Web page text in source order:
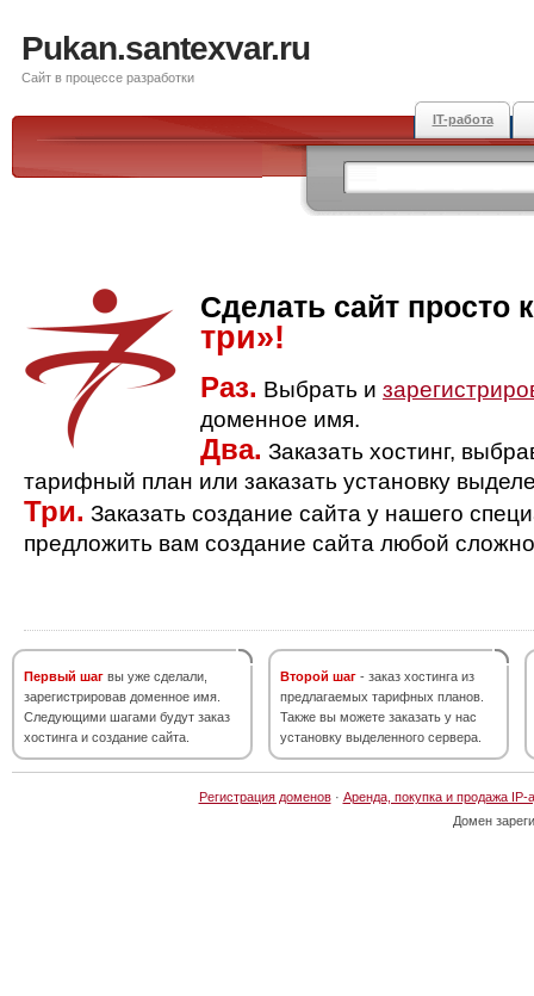
Pukan.santexvar.ru
Сайт в процессе разработки
IT-работа
Сделать сайт просто
три»!
Раз. Выбрать и
доменное имя.
Два. Заказать хостинг,
тарифный план или заказать установку
Три. Заказать создание сайта у нашего
предложить вам создание сайта любой
Первый шаг вы уже сделали,
зарегистрировав доменное имя.
Следующими шагами будут заказ
хостинга и создание сайта.
Второй шаг - заказ хостинга из
предлагаемых тарифных планов.
Также вы можете заказать у нас
установку выделенного сервера.
Регистрация доменов· Аренда, покупка и продажа IP-
Домен